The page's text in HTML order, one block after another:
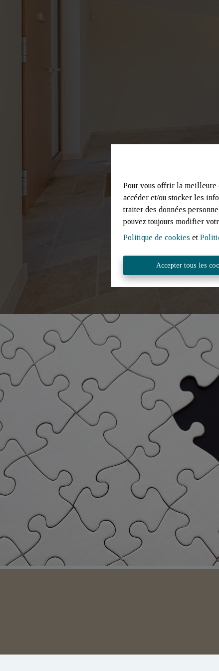
Pour vous offrir la meilleure
accéder et/ou stocker les
traiter des données
pouvez toujours modifier
Politique de cookies et
Accepter tous les